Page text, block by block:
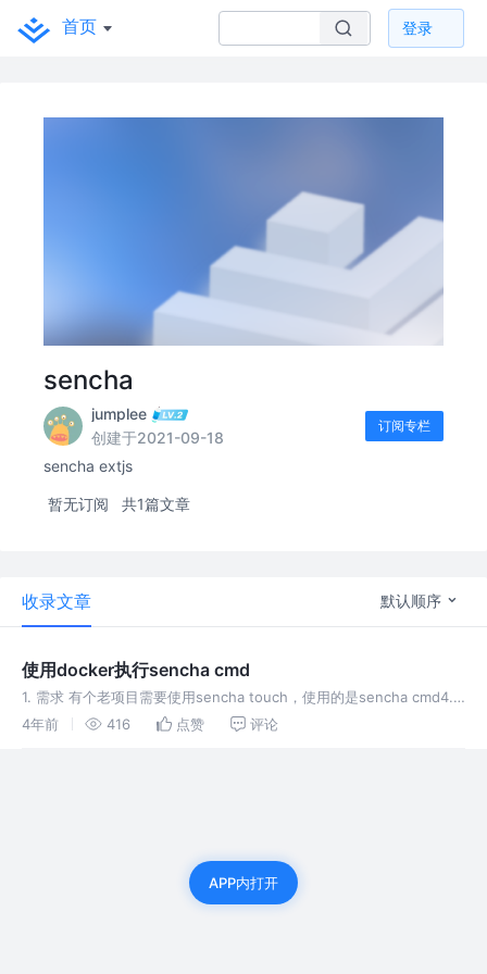
首页 登录
sencha
jumplee
创建于2021-09-18
订阅专栏
sencha extjs
暂无订阅 共1篇文章
收录文章 默认顺序
使用docker执行sencha cmd
1. 需求 有个老项目需要使用sencha touch，使用的是sencha cmd4.0
版本。 随着mac系统的升级，java已经装成了8.0，导致cmd老版本无
4年前 416 点赞 评论
APP内打开